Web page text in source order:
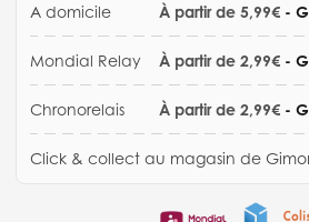
A domicile À partir de 5,99€ -
Mondial Relay À partir de 2,99€ -
Chronorelais À partir de 2,99€ -
Click & collect au magasin de